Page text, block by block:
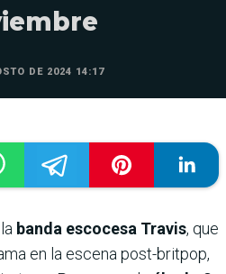
DE 2024 14:17
banda escocesa Travis, que
en la escena post-britpop,